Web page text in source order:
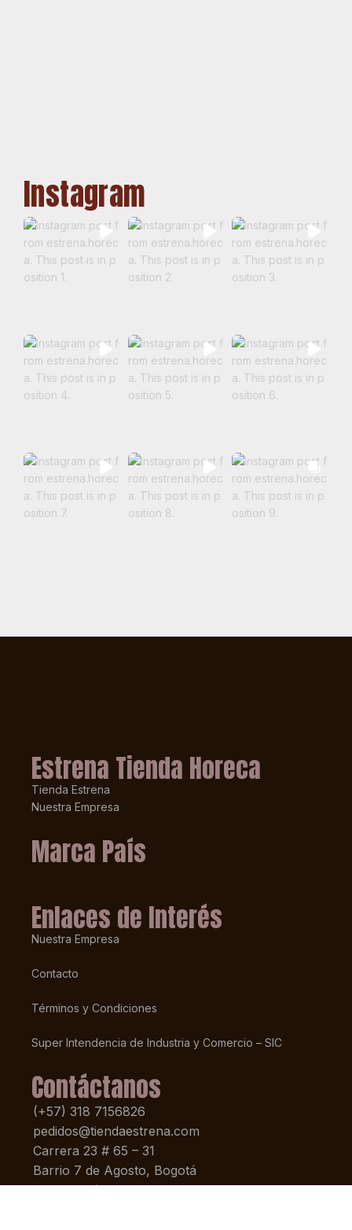
Instagram
Estrena Tienda Horeca
Tienda Estrena
Nuestra Empresa
Marca País
Enlaces de Interés
Nuestra Empresa
Contacto
Términos y Condiciones
Super Intendencia de Industria y Comercio – SIC
Contáctanos
(+57) 318 7156826
pedidos@tiendaestrena.com
Carrera 23 # 65 – 31
Barrio 7 de Agosto, Bogotá
Lunes – Sábado 8am-5pm